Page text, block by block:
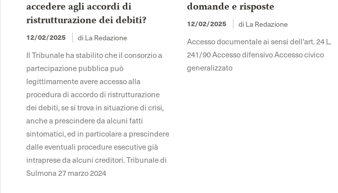
accedere agli accordi di
ristrutturazione dei debiti?
12/02/2025 di La Redazione
Il Tribunale ha stabilito che il consorzio a
partecipazione pubblica può
legittimamente avere accesso alla
procedura di accordo di ristrutturazione
dei debiti, se si trova in situazione di crisi,
anche a prescindere da alcuni fatti
sintomatici, ed in particolare a prescindere
dalle eventuali procedure esecutive già
intraprese da alcuni creditori. Tribunale di
Sulmona 27 marzo 2024
domande e risposte
12/02/2025 di La Redazione
Accesso documentale ai sensi dell'art. 24 L.
241/90 Accesso difensivo Accesso civico
generalizzato